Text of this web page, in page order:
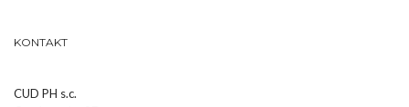
KONTAKT
CUD PH s.c.